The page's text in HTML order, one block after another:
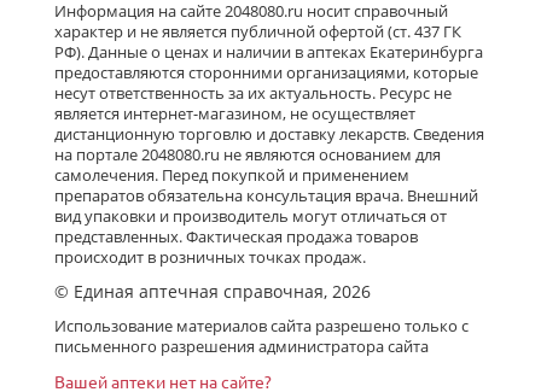
Информация на сайте 2048080.ru носит справочный
характер и не является публичной офертой (ст. 437 ГК
РФ). Данные о ценах и наличии в аптеках Екатеринбурга
предоставляются сторонними организациями, которые
несут ответственность за их актуальность. Ресурс не
является интернет-магазином, не осуществляет
дистанционную торговлю и доставку лекарств. Сведения
на портале 2048080.ru не являются основанием для
самолечения. Перед покупкой и применением
препаратов обязательна консультация врача. Внешний
вид упаковки и производитель могут отличаться от
представленных. Фактическая продажа товаров
происходит в розничных точках продаж.
© Единая аптечная справочная, 2026
Использование материалов сайта разрешено только с
письменного разрешения администратора сайта
Вашей аптеки нет на сайте?